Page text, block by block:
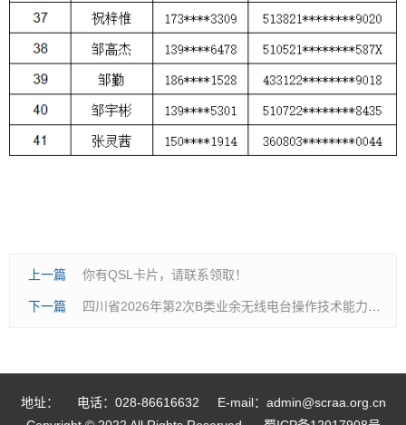
上一篇 你有QSL卡片，请联系领取！
下一篇
地址： 电话：028-86616632
E-mail：admin@scraa.org.cn